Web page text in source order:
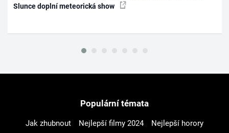
Slunce doplní meteorická show
Populární témata
Jak zhubnout Nejlepší filmy 2024
Nejlepší horory